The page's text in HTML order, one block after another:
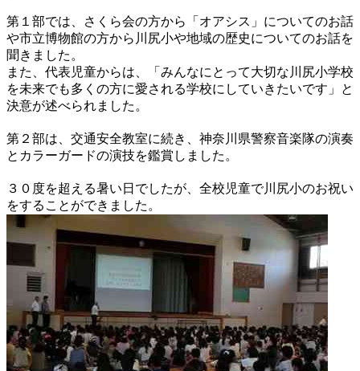
第１部では、さくら会の方から「オアシス」についてのお話
や市立博物館の方から川尻小や地域の歴史についてのお話を
聞きました。
また、代表児童からは、「みんなにとって大切な川尻小学校
を未来でも多くの方に愛される学校にしていきたいです」と
決意が述べられました。
第２部は、交通安全教室に続き、神奈川県警察音楽隊の演奏
とカラーガードの演技を鑑賞しました。
３０度を超える暑い日でしたが、全校児童で川尻小のお祝い
をすることができました。